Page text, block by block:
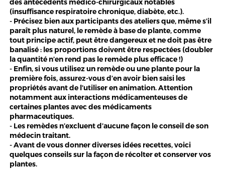
des antécédents médico-chirurgicaux notables
(insuffisance respiratoire chronique, diabète, etc.).
- Précisez bien aux participants des ateliers que, même s’il
paraît plus naturel, le remède à base de plante, comme
tout principe actif, peut être dangereux et ne doit pas être
banalisé : les proportions doivent être respectées (doubler
la quantité n’en rend pas le remède plus efficace !)
- Enfin, si vous utilisez un remède ou une plante pour la
première fois, assurez-vous d’en avoir bien saisi les
propriétés avant de l’utiliser en animation. Attention
notamment aux interactions médicamenteuses de
certaines plantes avec des médicaments
pharmaceutiques.
- Les remèdes n’excluent d’aucune façon le conseil de son
médecin traitant.
- Avant de vous donner diverses idées recettes, voici
quelques conseils sur la façon de récolter et conserver vos
plantes.